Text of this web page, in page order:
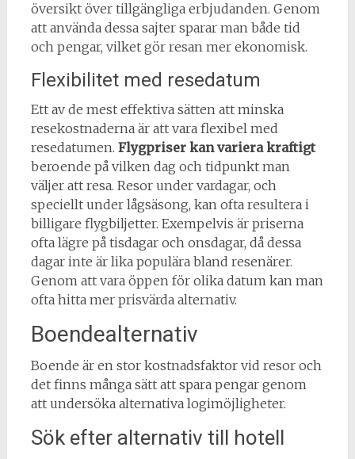
översikt över tillgängliga erbjudanden. Genom
att använda dessa sajter sparar man både tid
och pengar, vilket gör resan mer ekonomisk.
Flexibilitet med resedatum
Ett av de mest effektiva sätten att minska
resekostnaderna är att vara flexibel med
resedatumen. Flygpriser kan variera kraftigt
beroende på vilken dag och tidpunkt man
väljer att resa. Resor under vardagar, och
speciellt under lågsäsong, kan ofta resultera i
billigare flygbiljetter. Exempelvis är priserna
ofta lägre på tisdagar och onsdagar, då dessa
dagar inte är lika populära bland resenärer.
Genom att vara öppen för olika datum kan man
ofta hitta mer prisvärda alternativ.
Boendealternativ
Boende är en stor kostnadsfaktor vid resor och
det finns många sätt att spara pengar genom
att undersöka alternativa logimöjligheter.
Sök efter alternativ till hotell